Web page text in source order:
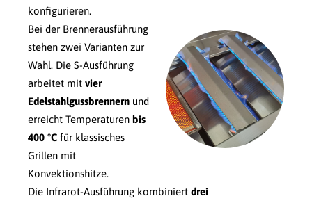
konfigurieren.
Bei der Brennerausführung
stehen zwei Varianten zur
Wahl. Die S-Ausführung
arbeitet mit vier
Edelstahlgussbrennern und
erreicht Temperaturen bis
400 °C für klassisches
Grillen mit
Konvektionshitze.
Die Infrarot-Ausführung kombiniert drei